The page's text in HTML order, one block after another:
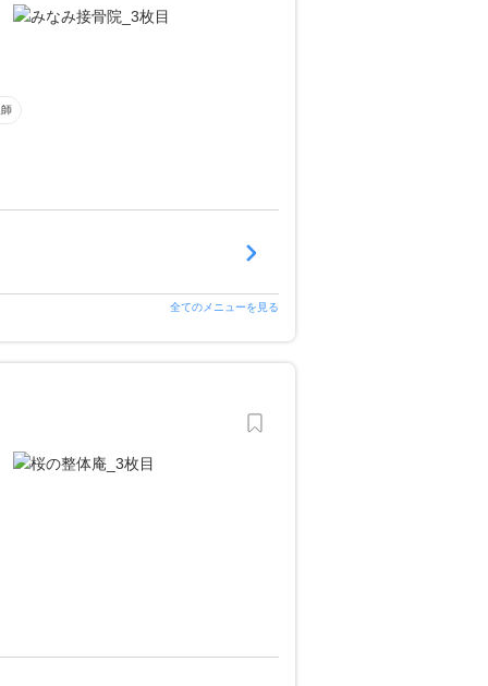
全てのメニューを見る